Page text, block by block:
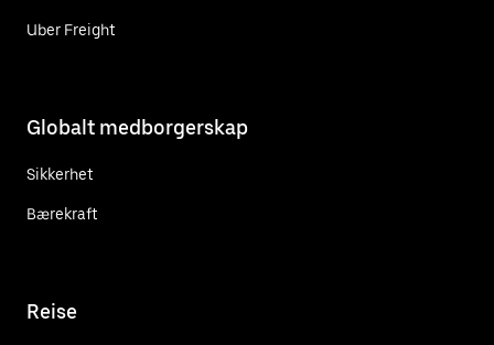
Uber Freight
Globalt medborgerskap
Sikkerhet
Bærekraft
Reise